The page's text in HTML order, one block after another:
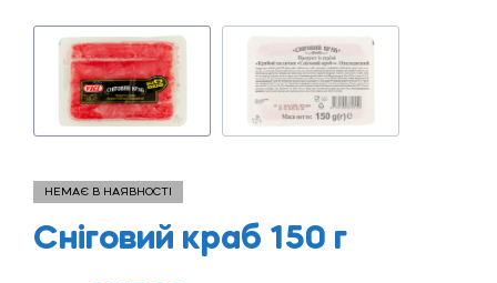
НЕМАЄ В НАЯВНОСТІ
Сніговий краб 150 г